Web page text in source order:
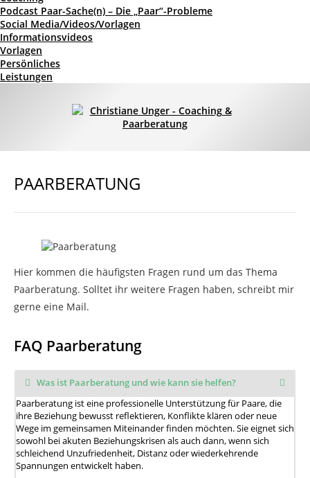
Podcast Paar-Sache(n) – Die „Paar“-Probleme
Social Media/Videos/Vorlagen
Informationsvideos
Vorlagen
Persönliches
Leistungen
PAARBERATUNG
Hier kommen die häufigsten Fragen rund um das Thema
Paarberatung. Solltet ihr weitere Fragen haben, schreibt mir
gerne eine Mail.
FAQ Paarberatung
Was ist Paarberatung und wie kann sie helfen?
Paarberatung ist eine professionelle Unterstützung für Paare, die
ihre Beziehung bewusst reflektieren, Konflikte klären oder neue
Wege im gemeinsamen Miteinander finden möchten. Sie eignet sich
sowohl bei akuten Beziehungskrisen als auch dann, wenn sich
schleichend Unzufriedenheit, Distanz oder wiederkehrende
Spannungen entwickelt haben.